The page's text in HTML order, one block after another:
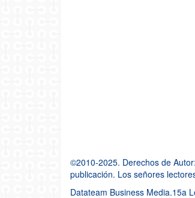
©2010-2025. Derechos de
publicación. Los señores
Datateam Business Media.15a